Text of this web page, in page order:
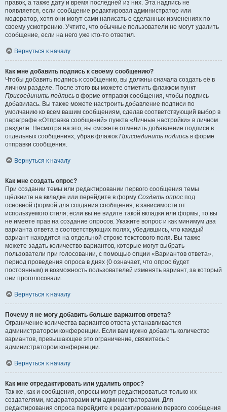
правок, а также дату и время последней из них. Эта надпись не
появляется, если сообщение редактировал администратор или
модератор, хотя они могут сами написать о сделанных изменениях по
своему усмотрению. Учтите, что обычные пользователи не могут удалить
сообщение, если на него уже кто-то ответил.
Вернуться к началу
Как мне добавить подпись к своему сообщению?
Чтобы добавить подпись к сообщению, вы должны сначала создать её в
личном разделе. После этого вы можете отметить флажком пункт
Присоединить подпись в форме отправки сообщения, чтобы подпись
добавилась. Вы также можете настроить добавление подписи по
умолчанию ко всем вашим сообщениям, сделав соответствующий выбор в
параграфе «Отправка сообщений» пункта «Личные настройки» в личном
разделе. Несмотря на это, вы сможете отменить добавление подписи в
отдельных сообщениях, убрав флажок Присоединить подпись в форме
отправки сообщения.
Вернуться к началу
Как мне создать опрос?
При создании темы или редактировании первого сообщения темы
щёлкните на вкладке или перейдите в форму Создать опрос под
основной формой для создания сообщения, в зависимости от
используемого стиля; если вы не видите такой вкладки или формы, то вы
не имеете прав на создание опросов. Укажите вопрос и как минимум два
варианта ответа в соответствующих полях, убедившись, что каждый
вариант находится на отдельной строке текстового поля. Вы также
можете задать количество вариантов, которые могут выбрать
пользователи при голосовании, с помощью опции «Вариантов ответа»,
период проведения опроса в днях (0 означает, что опрос будет
постоянным) и возможность пользователей изменять вариант, за который
они проголосовали.
Вернуться к началу
Почему я не могу добавить больше вариантов ответа?
Ограничение количества вариантов ответа устанавливается
администратором конференции. Если вам нужно добавить количество
вариантов, превышающее это ограничение, свяжитесь с
администратором конференции.
Вернуться к началу
Как мне отредактировать или удалить опрос?
Так же, как и сообщения, опросы могут редактироваться только их
создателями, модераторами или администраторами. Для
редактирования опроса перейдите к редактированию первого сообщения